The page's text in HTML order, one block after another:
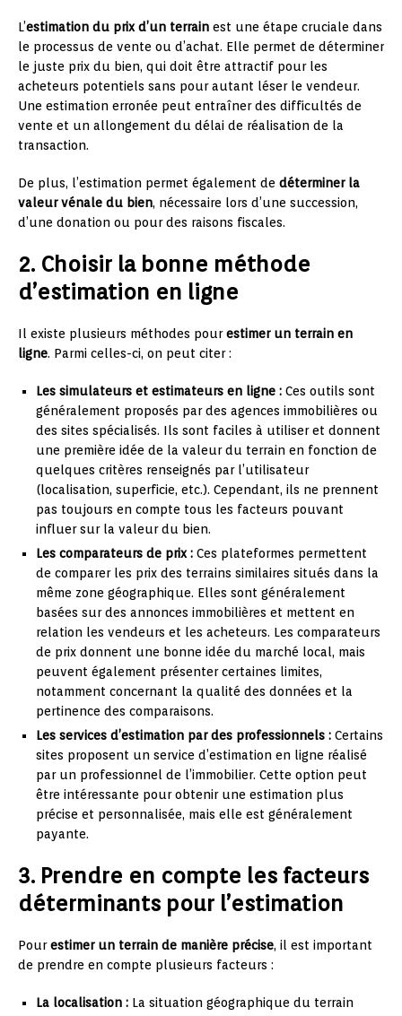
L’estimation du prix d’un terrain est une étape cruciale dans
le processus de vente ou d’achat. Elle permet de déterminer
le juste prix du bien, qui doit être attractif pour les
acheteurs potentiels sans pour autant léser le vendeur.
Une estimation erronée peut entraîner des difficultés de
vente et un allongement du délai de réalisation de la
transaction.
De plus, l’estimation permet également de déterminer la
valeur vénale du bien, nécessaire lors d’une succession,
d’une donation ou pour des raisons fiscales.
2. Choisir la bonne méthode
d’estimation en ligne
Il existe plusieurs méthodes pourestimer un terrain en
ligne. Parmi celles-ci, on peut citer :
Les simulateurs et estimateurs en ligne : Ces outils sont
généralement proposés par des agences immobilières ou
des sites spécialisés. Ils sont faciles à utiliser et donnent
une première idée de la valeur du terrain en fonction de
quelques critères renseignés par l’utilisateur
(localisation, superficie, etc.). Cependant, ils ne prennent
pas toujours en compte tous les facteurs pouvant
influer sur la valeur du bien.
Les comparateurs de prix : Ces plateformes permettent
de comparer les prix des terrains similaires situés dans la
même zone géographique. Elles sont généralement
basées sur des annonces immobilières et mettent en
relation les vendeurs et les acheteurs. Les comparateurs
de prix donnent une bonne idée du marché local, mais
peuvent également présenter certaines limites,
notamment concernant la qualité des données et la
pertinence des comparaisons.
Les services d’estimation par des professionnels : Certains
sites proposent un service d’estimation en ligne réalisé
par un professionnel de l’immobilier. Cette option peut
être intéressante pour obtenir une estimation plus
précise et personnalisée, mais elle est généralement
payante.
3. Prendre en compte les facteurs
déterminants pour l’estimation
Pourestimer un terrain de manière précise, il est important
de prendre en compte plusieurs facteurs :
La localisation : La situation géographique du terrain